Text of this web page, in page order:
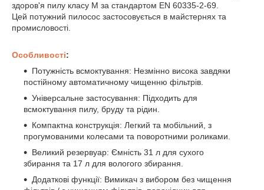
здоров'я пилу класу M за стандартом EN 60335-2-69.
Цей потужний пилосос застосовується в майстернях та
промисловості.
Особливості:
Потужність всмоктування: Незмінно висока завдяки
постійному автоматичному чищенню фільтрів.
Універсальне застосування: Підходить для
всмоктування пилу, бруду та рідин.
Компактна конструкція: Легкий та мобільний, з
прогумованими колесами та поворотними роликами.
Великий резервуар: Ємність 31 л для сухого
збирання та 17 л для вологого збирання.
Додаткові функції: Вимикач з вибором без чищення